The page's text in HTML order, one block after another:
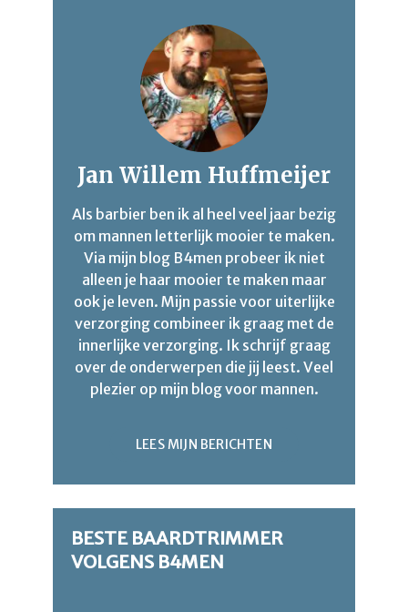
Jan Willem Huffmeijer
Als barbier ben ik al heel veel jaar bezig
om mannen letterlijk mooier te maken.
Via mijn blog B4men probeer ik niet
alleen je haar mooier te maken maar
ook je leven. Mijn passie voor uiterlijke
verzorging combineer ik graag met de
innerlijke verzorging. Ik schrijf graag
over de onderwerpen die jij leest. Veel
plezier op mijn blog voor mannen.
LEES MIJN BERICHTEN
BESTE BAARDTRIMMER
VOLGENS B4MEN